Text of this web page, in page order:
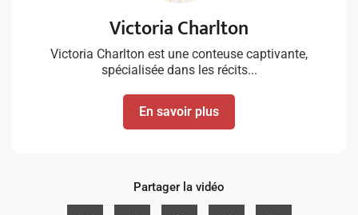
Victoria Charlton
Victoria Charlton est une conteuse captivante,
spécialisée dans les récits...
En savoir plus
Partager la vidéo